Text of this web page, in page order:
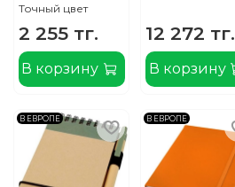
Точный цвет
2 255 тг.
В корзину
12 272 тг.
В корзину
В ЕВРОПЕ В ЕВРОПЕ